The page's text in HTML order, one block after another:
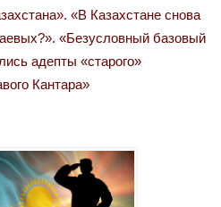
«В Казахстане снова
«Безусловный базовый
адепты «старого»
Кантара»